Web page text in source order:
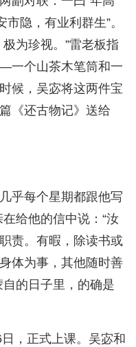
隐，有业利群生”。
为珍视。”雷老板指
一个山茶木笔筒和一
候，吴宓将这两件宝
《还古物记》送给
乎每个星期都跟他写
给他的信中说：“汝
责。有暇，除读书或
体为事，其他随时善
的日子里，的确是
，正式上课。吴宓和